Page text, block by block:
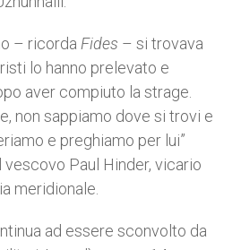
– ricorda Fides – si trovava
lo hanno prelevato e
aver compiuto la strage.
non sappiamo dove si trovi e
e preghiamo per lui”
vescovo Paul Hinder, vicario
meridionale.
ad essere sconvolto da